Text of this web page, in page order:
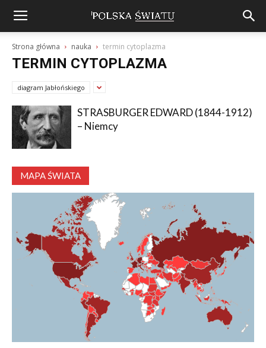
Strona główna nauka termin cytoplazma
TERMIN CYTOPLAZMA
diagram Jabłońskiego
STRASBURGER EDWARD (1844-1912)
– Niemcy
MAPA ŚWIATA